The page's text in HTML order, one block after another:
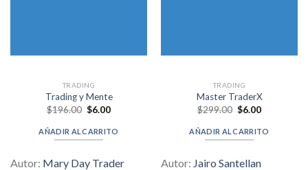
TRADING
Trading y Mente
$196.00 Original
was:
$196.00.
$6.00Current
is:
$6.00.
AÑADIR AL CARRITO
Autor: Mary Day Trader
TRADING
Master TraderX
$299.00 Original
was:
$299.00.
$6.00Current
is:
$6.00.
AÑADIR AL CARRITO
Autor: Jairo Santellan